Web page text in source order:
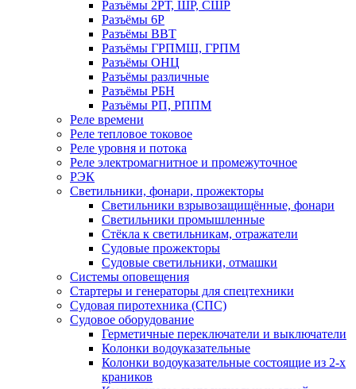
Разъёмы 2РТ, ШР, СШР
Разъёмы 6Р
Разъёмы ВВТ
Разъёмы ГРПМШ, ГРПМ
Разъёмы ОНЦ
Разъёмы различные
Разъёмы РБН
Разъёмы РП, РППМ
Реле времени
Реле тепловое токовое
Реле уровня и потока
Реле электромагнитное и промежуточное
РЭК
Светильники, фонари, прожекторы
Светильники взрывозащищённые, фонари
Светильники промышленные
Стёкла к светильникам, отражатели
Судовые прожекторы
Судовые светильники, отмашки
Системы оповещения
Стартеры и генераторы для спецтехники
Судовая пиротехника (СПС)
Судовое оборудование
Герметичные переключатели и выключатели
Колонки водоуказательные
Колонки водоуказательные состоящие из 2-х
краников